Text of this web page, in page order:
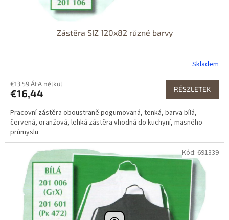
Zástěra SIZ 120x82 různé barvy
Skladem
€13,59 ÁFA nélkül
€16,44 RÉSZLETEK
Pracovní zástěra oboustraně pogumovaná, tenká, barva bílá,
červená, oranžová, lehká zástěra vhodná do kuchyní, masného
průmyslu
Kód: 691339